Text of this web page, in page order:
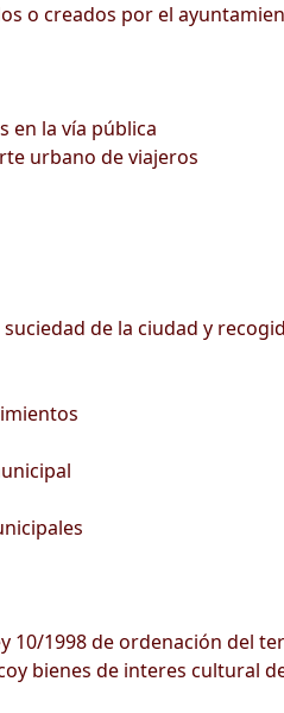
o creados por el
en la vía pública
urbano de viajeros
de la ciudad y
10/1998 de ordenación del
bienes de interes cultural